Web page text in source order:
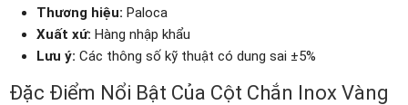
Thương hiệu: Paloca
Xuất xứ: Hàng nhập khẩu
Lưu ý: Các thông số kỹ thuật có dung sai ±5%
Đặc Điểm Nổi Bật Của Cột Chắn Inox Vàng